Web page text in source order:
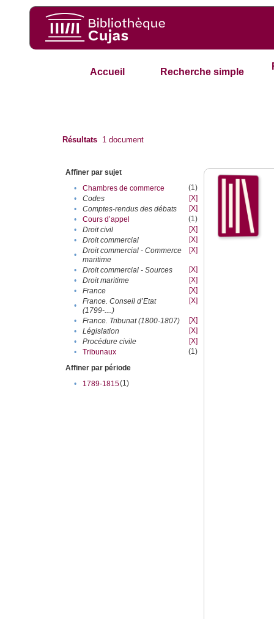
Accueil Recherche simple
Résultats 1 document
Affiner par sujet
•
Chambres de commerce
(1)
•
Codes
[X]
•
Comptes-rendus des débats
[X]
•
Cours d’appel
(1)
•
Droit civil
[X]
•
Droit commercial
[X]
•
Droit commercial - Commerce
maritime
[X]
• Droit commercial - Sources
[X]
•
Droit maritime
[X]
•
France
[X]
•
France. Conseil d’Etat
(1799-....)
[X]
• France. Tribunat (1800-1807)
[X]
•
Législation
[X]
•
Procédure civile
[X]
•
Tribunaux
(1)
Affiner par période
•
1789-1815(1)